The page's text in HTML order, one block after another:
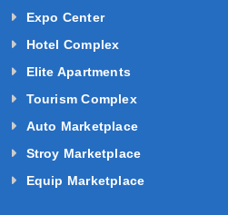
Expo Center
Hotel Complex
Elite Apartments
Tourism Complex
Auto Marketplace
Stroy Marketplace
Equip Marketplace